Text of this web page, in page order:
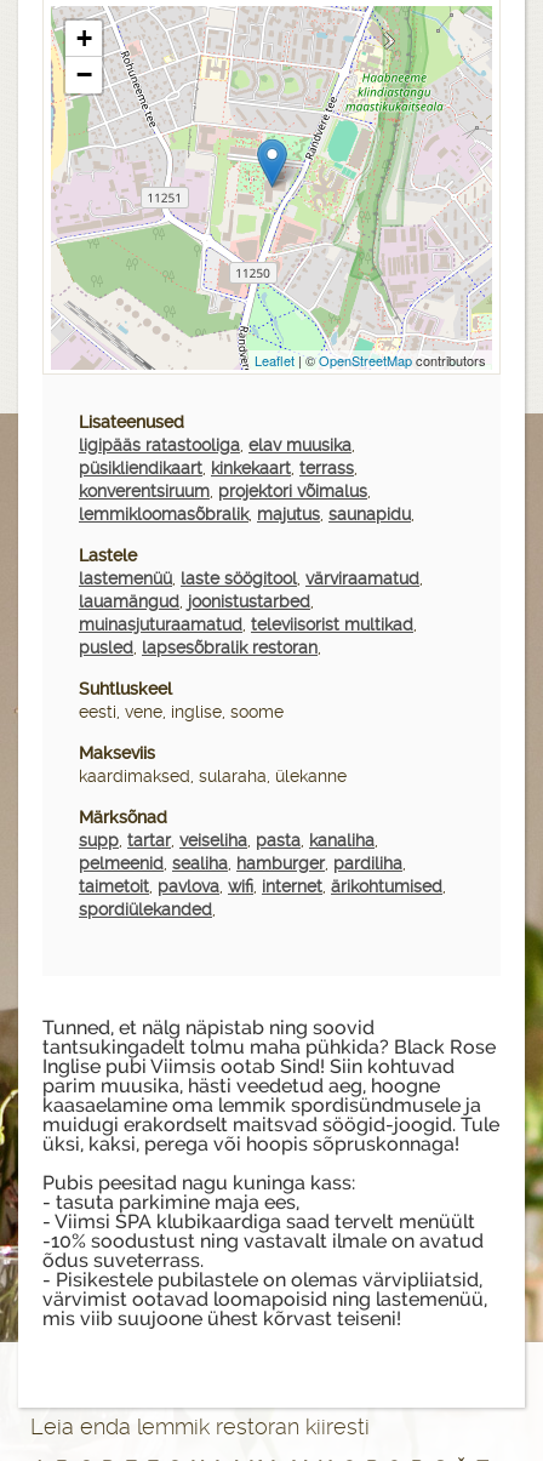
+
−
Leaflet| ©OpenStreetMapcontributors
Lisateenused
ligipääs ratastooliga, elav muusika,
püsikliendikaart, kinkekaart, terrass,
konverentsiruum, projektori võimalus,
lemmikloomasõbralik, majutus, saunapidu,
Lastele
lastemenüü, laste söögitool, värviraamatud,
lauamängud, joonistustarbed,
muinasjuturaamatud, televiisorist multikad,
pusled, lapsesõbralik restoran,
Suhtluskeel
eesti, vene, inglise, soome
Makseviis
kaardimaksed, sularaha, ülekanne
Märksõnad
supp, tartar, veiseliha, pasta, kanaliha,
pelmeenid, sealiha, hamburger, pardiliha,
taimetoit, pavlova, wifi, internet, ärikohtumised,
spordiülekanded,
Tunned, et nälg näpistab ning soovid
tantsukingadelt tolmu maha pühkida? Black Rose
Inglise pubi Viimsis ootab Sind! Siin kohtuvad
parim muusika, hästi veedetud aeg, hoogne
kaasaelamine oma lemmik spordisündmusele ja
muidugi erakordselt maitsvad söögid-joogid. Tule
üksi, kaksi, perega või hoopis sõpruskonnaga!
Pubis peesitad nagu kuninga kass:
- tasuta parkimine maja ees,
- Viimsi SPA klubikaardiga saad tervelt menüült
-10% soodustust ning vastavalt ilmale on avatud
õdus suveterrass.
- Pisikestele pubilastele on olemas värvipliiatsid,
värvimist ootavad loomapoisid ning lastemenüü,
mis viib suujoone ühest kõrvast teiseni!
Leia enda lemmik restoran kiiresti